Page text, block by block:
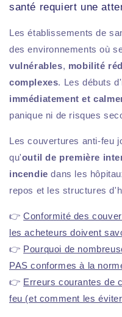
santé requiert une
Les établissements de
des environnements où
vulnérables, mobilité
complexes. Les débuts
immédiatement et
panique ni de risques
Les couvertures anti-feu
qu'outil de première
incendie dans les
repos et les structures
👉Conformité des
les acheteurs doivent
👉 Pourquoi de
PAS conformes à la
👉 Erreurs courantes de
feu (et comment les